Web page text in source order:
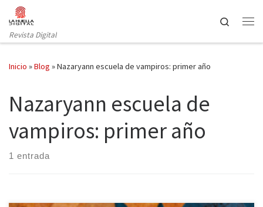
Saltar al contenido
Revista Digital
Search
Inicio »Blog »Nazaryann escuela de vampiros: primer año
Nazaryann escuela de
vampiros: primer año
1 entrada